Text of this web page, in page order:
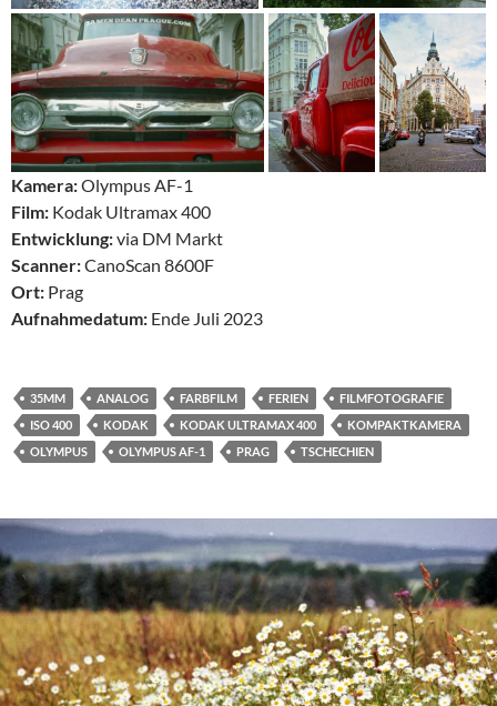
Kamera:Olympus AF-1
Film: Kodak Ultramax 400
Entwicklung:via DM Markt
Scanner:CanoScan 8600F
Ort: Prag
Aufnahmedatum: Ende Juli 2023
35MM ANALOG FARBFILM FERIEN
FILMFOTOGRAFIE
ISO 400
KODAK KODAK ULTRAMAX 400
KOMPAKTKAMERA
OLYMPUS
OLYMPUS AF-1 PRAG TSCHECHIEN